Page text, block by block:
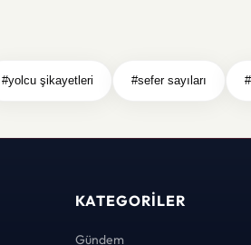
#yolcu şikayetleri #sefer sayıları
KATEGORILER
Gündem